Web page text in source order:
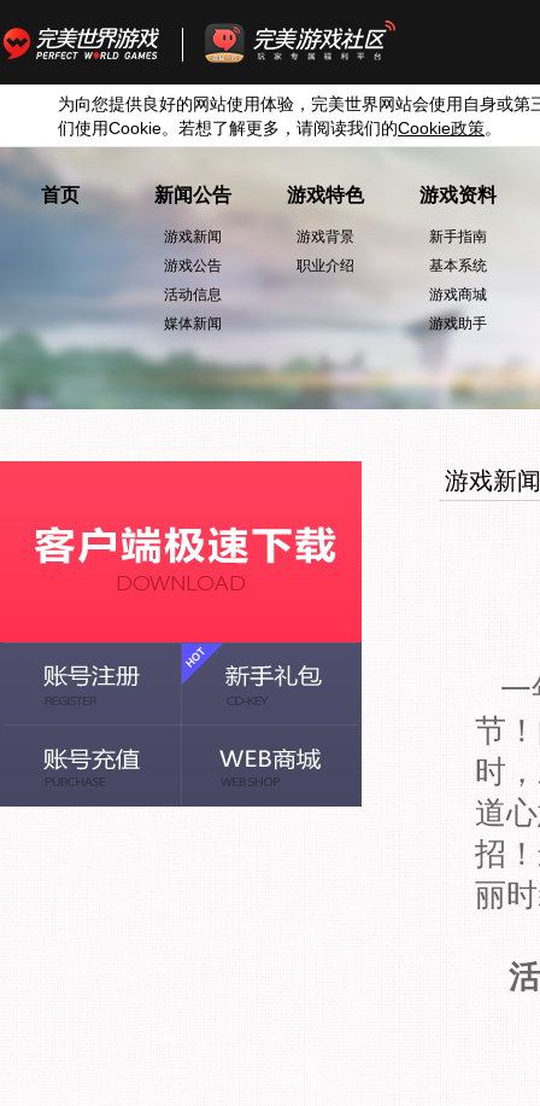
为向您提供良好的网站使用体验，完美世界网站会使用自身或第
们使用Cookie。若想了解更多，请阅读我们的Cookie政策。
首页 新闻公告
游戏新闻
游戏公告
活动信息
媒体新闻
游戏特色
游戏背景
职业介绍
游戏资料
新手指南
基本系统
游戏商城
游戏助手
游戏新闻
一
节
时
道
招
丽